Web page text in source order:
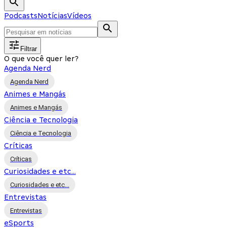
PodcastsNotíciasVídeos
Filtrar
O que você quer ler?
Agenda Nerd
Agenda Nerd
Animes e Mangás
Animes e Mangás
Ciência e Tecnologia
Ciência e Tecnologia
Críticas
Críticas
Curiosidades e etc...
Curiosidades e etc...
Entrevistas
Entrevistas
eSports